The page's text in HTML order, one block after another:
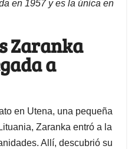
en 1957 y es la única en
Zaranka
a
en Utena, una pequeña
Zaranka entró a la
Allí, descubrió su